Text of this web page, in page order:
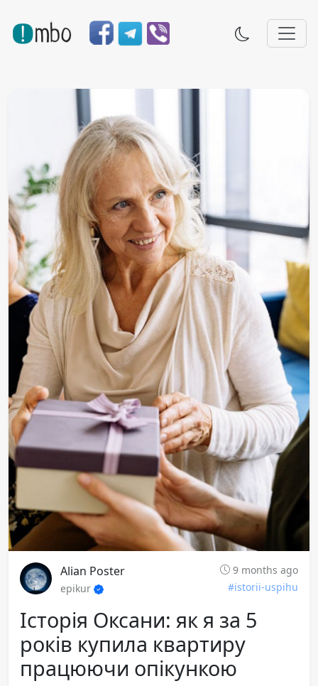
Alian Poster
9 months ago
epikur
#istorii-uspihu
Історія Оксани: як я за 5
років купила квартиру
працюючи опікункою